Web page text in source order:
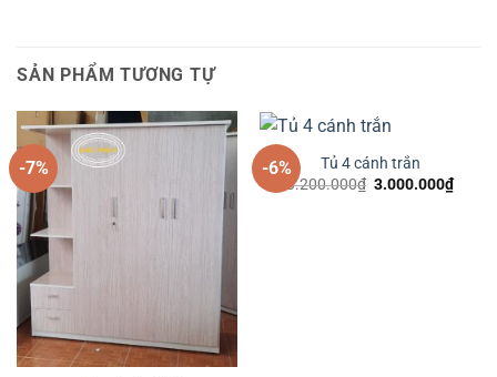
SẢN PHẨM TƯƠNG TỰ
-7% -6%
Tủ 4 cánh trắn
3.200.000₫ Giá
3.000.000₫Giá
hiện